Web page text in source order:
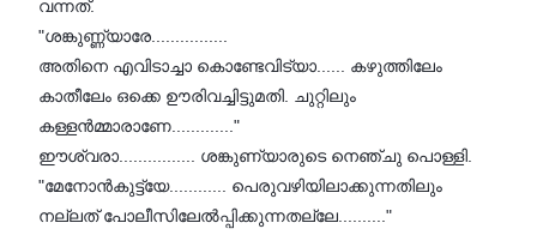
വന്നത്.
"ശങ്കുണ്ണ്യാരേ................
അതിനെ എവിടാച്ചാ കൊണ്ടേവിട്യാ...... കഴുത്തിലേം
കാതീലേം ഒക്കെ ഊരിവച്ചിട്ടുമതി. ചുറ്റിലും
കള്ളന്‍മ്മാരാണേ............."
ഈശ്വരാ................ ശങ്കുണ്യാരുടെ നെഞ്ചു പൊള്ളി.
"മേനോന്‍കുട്ട്യേ............ പെരുവഴിയിലാക്കുന്നതിലും
നല്ലത് പോലീസിലേല്‍പ്പിക്കുന്നതല്ലേ.........."